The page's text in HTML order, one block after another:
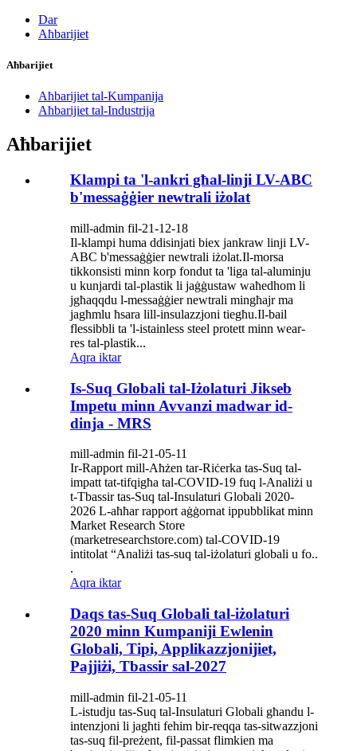
Dar
Aħbarijiet
Aħbarijiet
Aħbarijiet tal-Kumpanija
Aħbarijiet tal-Industrija
Aħbarijiet
Klampi ta 'l-ankri għal-linji LV-ABC
b'messaġġier newtrali iżolat
mill-admin fil-21-12-18
Il-klampi huma ddisinjati biex jankraw linji LV-
ABC b'messaġġier newtrali iżolat.Il-morsa
tikkonsisti minn korp fondut ta 'liga tal-aluminju
u kunjardi tal-plastik li jaġġustaw waħedhom li
jgħaqqdu l-messaġġier newtrali mingħajr ma
jagħmlu ħsara lill-insulazzjoni tiegħu.Il-bail
flessibbli ta 'l-istainless steel protett minn wear-
res tal-plastik...
Aqra iktar
Is-Suq Globali tal-Iżolaturi Jikseb
Impetu minn Avvanzi madwar id-
dinja - MRS
mill-admin fil-21-05-11
Ir-Rapport mill-Aħżen tar-Riċerka tas-Suq tal-
impatt tat-tifqigħa tal-COVID-19 fuq l-Analiżi u
t-Tbassir tas-Suq tal-Insulaturi Globali 2020-
2026 L-aħħar rapport aġġornat ippubblikat minn
Market Research Store
(marketresearchstore.com) tal-COVID-19
intitolat “Analiżi tas-suq tal-iżolaturi globali u fo..
.
Aqra iktar
Daqs tas-Suq Globali tal-iżolaturi
2020 minn Kumpaniji Ewlenin
Globali, Tipi, Applikazzjonijiet,
Pajjiżi, Tbassir sal-2027
mill-admin fil-21-05-11
L-istudju tas-Suq tal-Insulaturi Globali għandu l-
intenzjoni li jagħti fehim bir-reqqa tas-sitwazzjoni
tas-suq fil-preżent, fil-passat flimkien ma